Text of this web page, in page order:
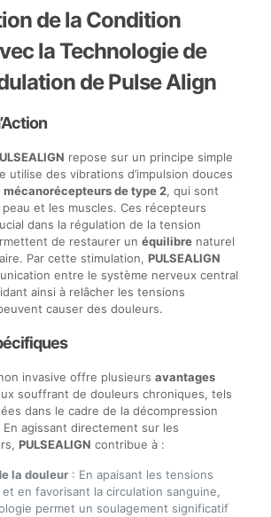
de la Condition
la Technologie de
de Pulse Align
repose sur un principe simple
utilise des vibrations d’impulsion douces
mécanorécepteurs de type 2, qui sont
et les muscles. Ces récepteurs
dans la régulation de la tension
de restaurer un équilibrenaturel
Par cette stimulation, PULSEALIGN
entre le système nerveux central
ainsi à relâcher les tensions
causer des douleurs.
invasive offre plusieurs avantages
souffrant de douleurs chroniques, tels
dans le cadre de la décompression
agissant directement sur les
PULSEALIGN contribue à :
la douleur: En apaisant les tensions
et en favorisant la circulation sanguine,
permet un soulagement significatif